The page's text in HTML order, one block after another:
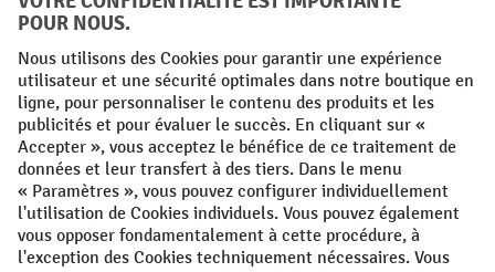
Conditions générales Mentions légales
Protection des Données Politique de cookies
All prices excl. VAT plusshipping costsand possible delivery charges,
if not stated otherwise.
¹ La remise est valable jusqu'à épuisement des stocks. La remise ne
s'applique pas aux prix spéciaux. Il n'est pas possible de le combiner